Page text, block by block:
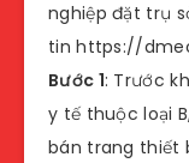
nghiệp đặt trụ
tin https://
Bước 1: Trước
y tế thuộc loại
bán trang thiết